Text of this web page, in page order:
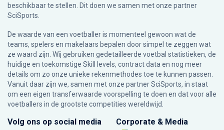
beschikbaar te stellen. Dit doen we samen met onze partner
SciSports
De waarde van een voetballer is momenteel gewoon wat de
teams, spelers en makelaars bepalen door simpel te zeggen wat
ze waard zijn. Wij gebruiken gedetailleerde voetbal statistieken, de
huidige en toekomstige Skill levels, contract data en nog meer
details om zo onze unieke rekenmethodes toe te kunnen passen.
Vanuit daar zijn we, samen met onze partner SciSports, in staat
om een eigen transferwaarde voorspelling te doen en dat voor alle
voetballers in de grootste competities wereldwijd.
Volg ons op social media Corporate & Media